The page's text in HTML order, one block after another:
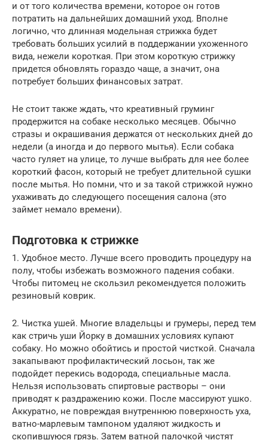
и от того количества времени, которое он готов
потратить на дальнейших домашний уход. Вполне
логично, что длинная модельная стрижка будет
требовать больших усилий в поддержании ухоженного
вида, нежели короткая. При этом короткую стрижку
придется обновлять гораздо чаще, а значит, она
потребует больших финансовых затрат.
Не стоит также ждать, что креативный груминг
продержится на собаке несколько месяцев. Обычно
стразы и окрашивания держатся от нескольких дней до
недели (а иногда и до первого мытья). Если собака
часто гуляет на улице, то лучше выбрать для нее более
короткий фасон, который не требует длительной сушки
после мытья. Но помни, что и за такой стрижкой нужно
ухаживать до следующего посещения салона (это
займет немало времени).
Подготовка к стрижке
1. Удобное место. Лучше всего проводить процедуру на
полу, чтобы избежать возможного падения собаки.
Чтобы питомец не скользил рекомендуется положить
резиновый коврик.
2. Чистка ушей. Многие владельцы и грумеры, перед тем
как стричь уши Йорку в домашних условиях купают
собаку. Но можно обойтись и простой чисткой. Сначала
закапывают профилактический лосьон, так же
подойдет перекись водорода, специальные масла.
Нельзя использовать спиртовые растворы – они
приводят к раздражению кожи. После массируют ушко.
Аккуратно, не повреждая внутреннюю поверхность уха,
ватно-марлевым тампоном удаляют жидкость и
скопившуюся грязь. Затем ватной палочкой чистят